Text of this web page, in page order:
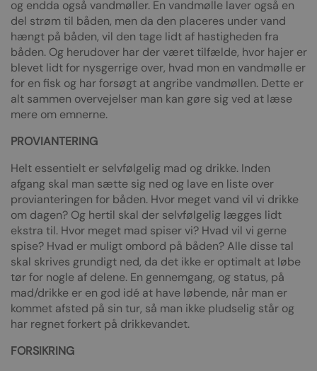
og endda også vandmøller. En vandmølle laver også en
del strøm til båden, men da den placeres under vand
hængt på båden, vil den tage lidt af hastigheden fra
båden. Og herudover har der været tilfælde, hvor hajer er
blevet lidt for nysgerrige over, hvad mon en vandmølle er
for en fisk og har forsøgt at angribe vandmøllen. Dette er
alt sammen overvejelser man kan gøre sig ved at læse
mere om emnerne.
PROVIANTERING
Helt essentielt er selvfølgelig mad og drikke. Inden
afgang skal man sætte sig ned og lave en liste over
provianteringen for båden. Hvor meget vand vil vi drikke
om dagen? Og hertil skal der selvfølgelig lægges lidt
ekstra til. Hvor meget mad spiser vi? Hvad vil vi gerne
spise? Hvad er muligt ombord på båden? Alle disse tal
skal skrives grundigt ned, da det ikke er optimalt at løbe
tør for nogle af delene. En gennemgang, og status, på
mad/drikke er en god idé at have løbende, når man er
kommet afsted på sin tur, så man ikke pludselig står og
har regnet forkert på drikkevandet.
FORSIKRING